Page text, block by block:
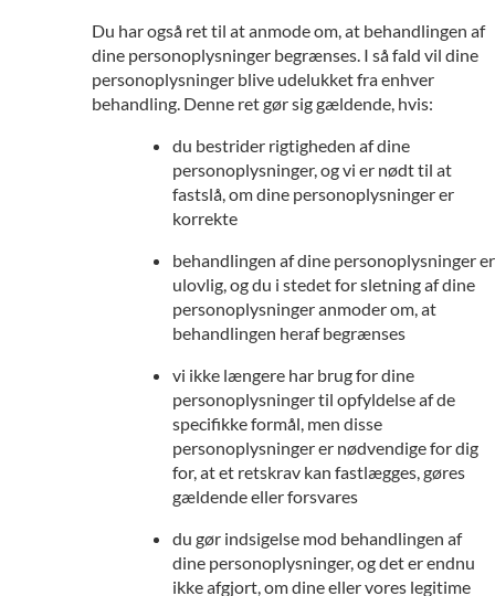
Du har også ret til at anmode om, at behandlingen af
dine personoplysninger begrænses. I så fald vil dine
personoplysninger blive udelukket fra enhver
behandling. Denne ret gør sig gældende, hvis:
du bestrider rigtigheden af dine
personoplysninger, og vi er nødt til at
fastslå, om dine personoplysninger er
korrekte
behandlingen af dine personoplysninger er
ulovlig, og du i stedet for sletning af dine
personoplysninger anmoder om, at
behandlingen heraf begrænses
vi ikke længere har brug for dine
personoplysninger til opfyldelse af de
specifikke formål, men disse
personoplysninger er nødvendige for dig
for, at et retskrav kan fastlægges, gøres
gældende eller forsvares
du gør indsigelse mod behandlingen af
dine personoplysninger, og det er endnu
ikke afgjort, om dine eller vores legitime